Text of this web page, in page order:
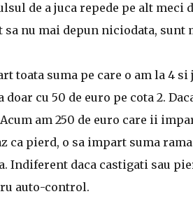
de a juca repede pe alt
sa nu mai depun niciodata,
toata suma pe care o am la 4 si
doar cu 50 de euro pe cota 2.
am 250 de euro care ii
ca pierd, o sa impart suma
Indiferent daca castigati sau
auto-control.